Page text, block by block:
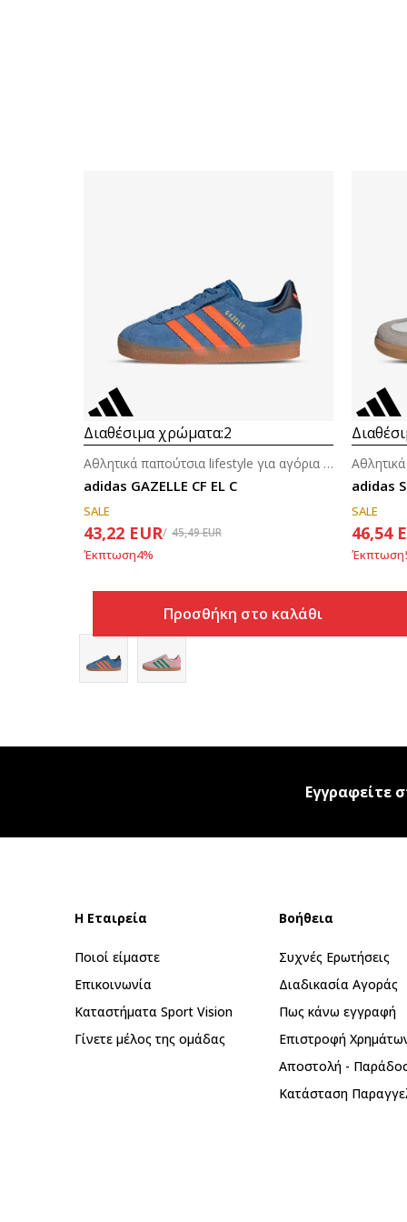
Διαθέσιμα χρώματα:2
adidas GAZELLE CF EL C
Αθλητικά παπούτσια lifestyle για αγόρια (4-7ε.)
SALE
43,22 EUR 45,49EUR
Έκπτωση4%
Προσθήκη στο καλάθι
adidas
SALE
46,54
Έκπτωση
Εγγραφείτε
Η Εταιρεία
Ποιοί είμαστε
Επικοινωνία
Καταστήματα Sport Vision
Γίνετε μέλος της ομάδας
Βοήθεια
Συχνές Ερωτήσεις
Διαδικασία Αγοράς
Πως κάνω εγγραφή
Επιστροφή
Αποστολή -
Κατάσταση